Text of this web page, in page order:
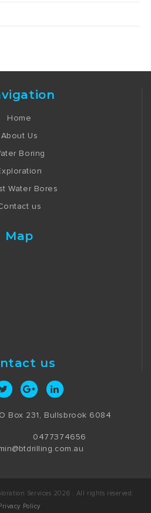
Home
About Us
Boring
Water Bores
us
Map
us
Box 231, Bullsbrook 6084
0477374656
Services 2026 . All rights reserved.
Privacy Policy